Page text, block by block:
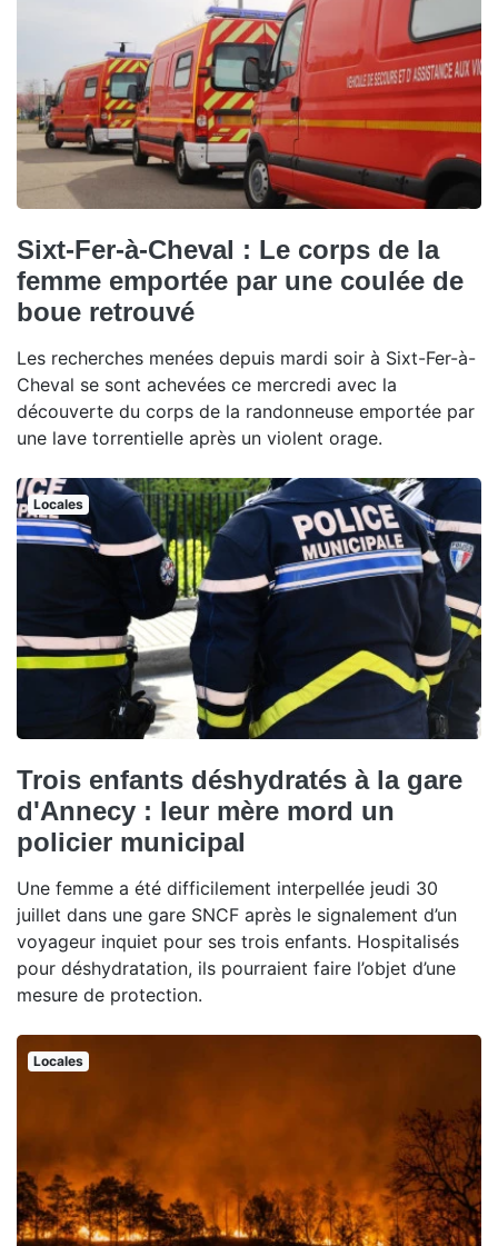
Sixt-Fer-à-Cheval : Le corps de la
femme emportée par une coulée de
boue retrouvé
Les recherches menées depuis mardi soir à Sixt-Fer-à-
Cheval se sont achevées ce mercredi avec la
découverte du corps de la randonneuse emportée par
une lave torrentielle après un violent orage.
Locales
Trois enfants déshydratés à la gare
d'Annecy : leur mère mord un
policier municipal
Une femme a été difficilement interpellée jeudi 30
juillet dans une gare SNCF après le signalement d’un
voyageur inquiet pour ses trois enfants. Hospitalisés
pour déshydratation, ils pourraient faire l’objet d’une
mesure de protection.
Locales